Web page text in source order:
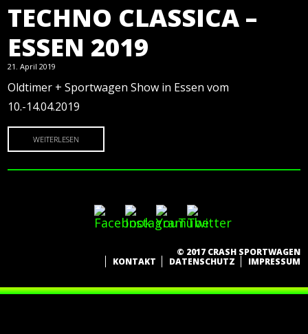
TECHNO CLASSICA –
ESSEN 2019
21. April 2019
Oldtimer + Sportwagen Show in Essen vom
10.-14.04.2019
WEITERLESEN
© 2017 CRASH SPORTWAGEN
KONTAKT
DATENSCHUTZ IMPRESSUM